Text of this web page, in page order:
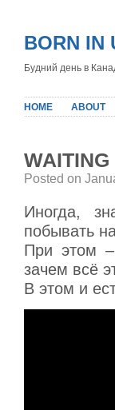
BORN
Будний день в
HOME ABOUT
Posted on
Иногда,
побывать
При этом
зачем всё
В этом и